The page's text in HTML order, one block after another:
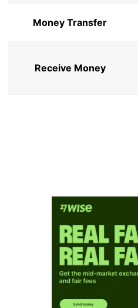
Money Transfer
Receive Money